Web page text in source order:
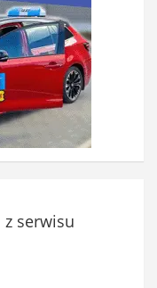
z serwisu